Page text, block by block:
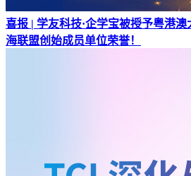
喜报 | 学友科技·企学宝被授予粤港
海联盟创始成员单位荣誉！